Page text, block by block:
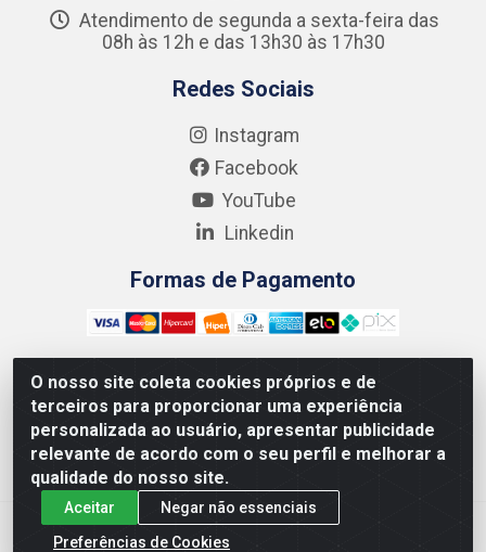
O nosso site coleta cookies próprios e de
terceiros para proporcionar uma experiência
personalizada ao usuário, apresentar publicidade
relevante de acordo com o seu perfil e melhorar a
qualidade do nosso site.
Aceitar
Negar não essenciais
Preferências de Cookies
Atendimento de segunda a sexta-feira das
08h às 12h e das 13h30 às 17h30
Redes Sociais
Instagram
Facebook
YouTube
Linkedin
Formas de Pagamento
Kgmlan Distribuidora LTDA - CNPJ 18.217.682/0001-54 -
Rua Pedro de Barros Cavalcante, 58 - Bultrins, Olinda/PE
- CEP 53320-110